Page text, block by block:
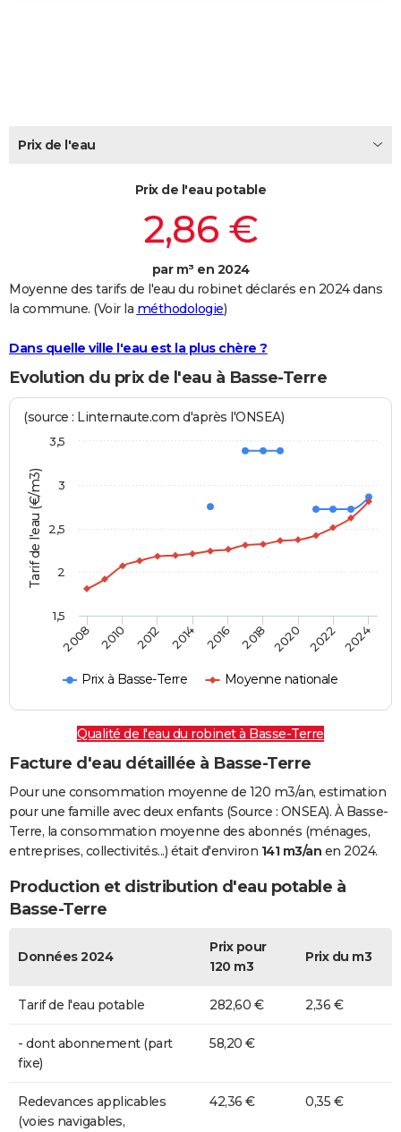
FORUM
Bricolage
Lifestyle
Culture
Sport
Auto
Television
Voyage
Cinema
Prix de l'eau
Prix de l'eau potable
2,86 €
par m³ en 2024
Moyenne des tarifs de l'eau du robinet déclarés en 2024 dans
la commune. (Voir la méthodologie)
Dans quelle ville l'eau est la plus chère ?
Evolution du prix de l'eau à Basse-Terre
Tarif de l'eau (€/m3)
(source : Linternaute.com d'après l'ONSEA)
Prix à Basse-Terre Moyenne nationale
2008 2010 2012 2014 2016 2018 2020 2022 2024
1,5
2
2,5
3
3,5
Qualité de l'eau du robinet à Basse-Terre
Facture d'eau détaillée à Basse-Terre
Pour une consommation moyenne de 120 m3/an, estimation
pour une famille avec deux enfants (Source : ONSEA). À Basse-
Terre, la consommation moyenne des abonnés (ménages,
entreprises, collectivités...) était d'environ 141 m3/an en 2024.
Production et distribution d'eau potable à
Basse-Terre
Données 2024
Prix pour
120 m3
Prix du m3
Tarif de l'eau potable 282,60 € 2,36 €
- dont abonnement (part
fixe)
58,20 €
Redevances applicables
(voies navigables,
42,36 € 0,35 €